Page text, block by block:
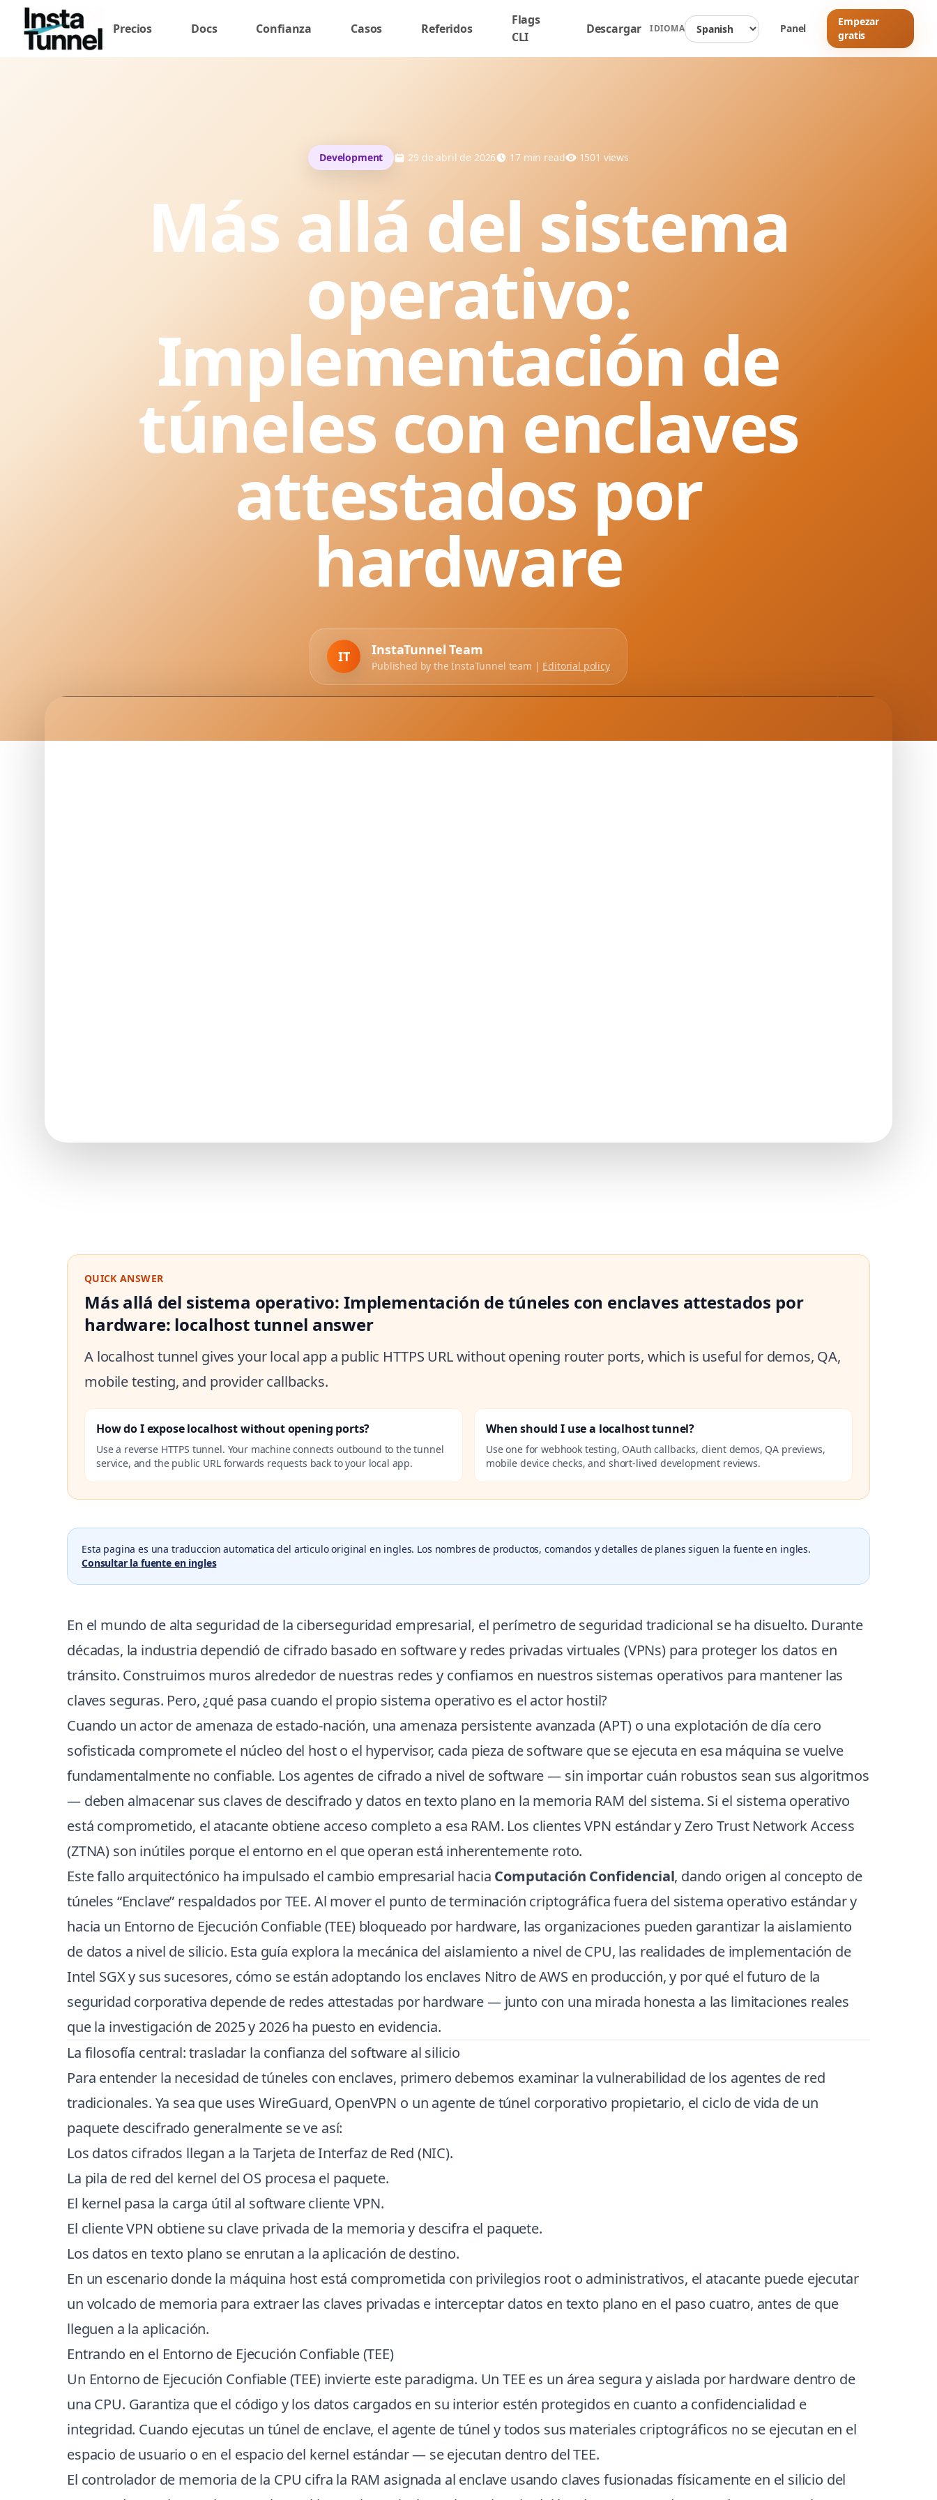
Precios Docs Confianza Casos Referidos
Flags
CLI
Descargar IDIOMA Panel
Empezar
gratis
Development 29 de abril de 2026 17min read 1501 views
Más allá del sistema
operativo:
Implementación de
túneles con enclaves
attestados por
hardware
IT InstaTunnel Team
Published by the InstaTunnel team | Editorial policy
QUICK ANSWER
Más allá del sistema operativo: Implementación de túneles con enclaves attestados por
hardware: localhost tunnel answer
A localhost tunnel gives your local app a public HTTPS URL without opening router ports, which is useful for demos, QA,
mobile testing, and provider callbacks.
How do I expose localhost without opening ports?
Use a reverse HTTPS tunnel. Your machine connects outbound to the tunnel
service, and the public URL forwards requests back to your local app.
When should I use a localhost tunnel?
Use one for webhook testing, OAuth callbacks, client demos, QA previews,
mobile device checks, and short-lived development reviews.
Esta pagina es una traduccion automatica del articulo original en ingles. Los nombres de productos, comandos y detalles de planes siguen la fuente en ingles.
Consultar la fuente en ingles
En el mundo de alta seguridad de la ciberseguridad empresarial, el perímetro de seguridad tradicional se ha disuelto. Durante
décadas, la industria dependió de cifrado basado en software y redes privadas virtuales (VPNs) para proteger los datos en
tránsito. Construimos muros alrededor de nuestras redes y confiamos en nuestros sistemas operativos para mantener las
claves seguras. Pero, ¿qué pasa cuando el propio sistema operativo es el actor hostil?
Cuando un actor de amenaza de estado-nación, una amenaza persistente avanzada (APT) o una explotación de día cero
sofisticada compromete el núcleo del host o el hypervisor, cada pieza de software que se ejecuta en esa máquina se vuelve
fundamentalmente no confiable. Los agentes de cifrado a nivel de software — sin importar cuán robustos sean sus algoritmos
— deben almacenar sus claves de descifrado y datos en texto plano en la memoria RAM del sistema. Si el sistema operativo
está comprometido, el atacante obtiene acceso completo a esa RAM. Los clientes VPN estándar y Zero Trust Network Access
(ZTNA) son inútiles porque el entorno en el que operan está inherentemente roto.
Este fallo arquitectónico ha impulsado el cambio empresarial hacia Computación Confidencial, dando origen al concepto de
túneles “Enclave” respaldados por TEE. Al mover el punto de terminación criptográfica fuera del sistema operativo estándar y
hacia un Entorno de Ejecución Confiable (TEE) bloqueado por hardware, las organizaciones pueden garantizar la aislamiento
de datos a nivel de silicio. Esta guía explora la mecánica del aislamiento a nivel de CPU, las realidades de implementación de
Intel SGX y sus sucesores, cómo se están adoptando los enclaves Nitro de AWS en producción, y por qué el futuro de la
seguridad corporativa depende de redes attestadas por hardware — junto con una mirada honesta a las limitaciones reales
que la investigación de 2025 y 2026 ha puesto en evidencia.
La filosofía central: trasladar la confianza del software al silicio
Para entender la necesidad de túneles con enclaves, primero debemos examinar la vulnerabilidad de los agentes de red
tradicionales. Ya sea que uses WireGuard, OpenVPN o un agente de túnel corporativo propietario, el ciclo de vida de un
paquete descifrado generalmente se ve así:
Los datos cifrados llegan a la Tarjeta de Interfaz de Red (NIC).
La pila de red del kernel del OS procesa el paquete.
El kernel pasa la carga útil al software cliente VPN.
El cliente VPN obtiene su clave privada de la memoria y descifra el paquete.
Los datos en texto plano se enrutan a la aplicación de destino.
En un escenario donde la máquina host está comprometida con privilegios root o administrativos, el atacante puede ejecutar
un volcado de memoria para extraer las claves privadas e interceptar datos en texto plano en el paso cuatro, antes de que
lleguen a la aplicación.
Entrando en el Entorno de Ejecución Confiable (TEE)
Un Entorno de Ejecución Confiable (TEE) invierte este paradigma. Un TEE es un área segura y aislada por hardware dentro de
una CPU. Garantiza que el código y los datos cargados en su interior estén protegidos en cuanto a confidencialidad e
integridad. Cuando ejecutas un túnel de enclave, el agente de túnel y todos sus materiales criptográficos no se ejecutan en el
espacio de usuario o en el espacio del kernel estándar — se ejecutan dentro del TEE.
El controlador de memoria de la CPU cifra la RAM asignada al enclave usando claves fusionadas físicamente en el silicio del